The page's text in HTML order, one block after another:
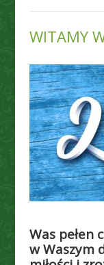
WITAMY
Was pełen
w Waszym